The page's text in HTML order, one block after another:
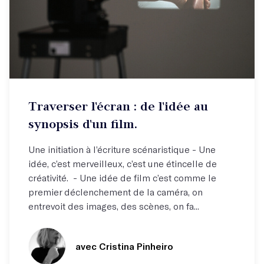
Comprendre les rouages du scénario !
Traverser l'écran : de l'idée au
synopsis d'un film.
Une initiation à l’écriture scénaristique - Une
idée, c’est merveilleux, c’est une étincelle de
créativité. - Une idée de film c’est comme le
premier déclenchement de la caméra, on
entrevoit des images, des scènes, on fa...
avec Cristina Pinheiro